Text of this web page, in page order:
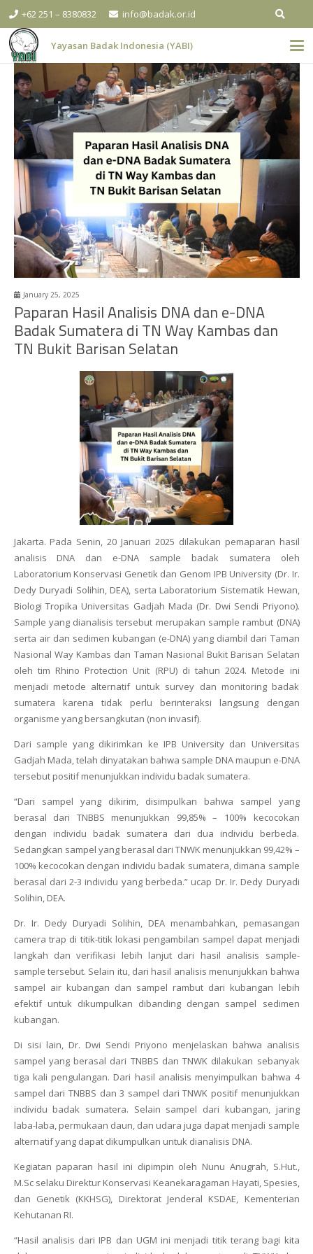
+62 251 – 8380832 info@badak.or.id
Yayasan Badak Indonesia (YABI)
January 25, 2025
Paparan Hasil Analisis DNA dan e-DNA
Badak Sumatera di TN Way Kambas dan
TN Bukit Barisan Selatan
Jakarta. Pada Senin, 20 Januari 2025 dilakukan pemaparan hasil
analisis DNA dan e-DNA sample badak sumatera oleh
Laboratorium Konservasi Genetik dan Genom IPB University (Dr. Ir.
Dedy Duryadi Solihin, DEA), serta Laboratorium Sistematik Hewan,
Biologi Tropika Universitas Gadjah Mada (Dr. Dwi Sendi Priyono).
Sample yang dianalisis tersebut merupakan sample rambut (DNA)
serta air dan sedimen kubangan (e-DNA) yang diambil dari Taman
Nasional Way Kambas dan Taman Nasional Bukit Barisan Selatan
oleh tim Rhino Protection Unit (RPU) di tahun 2024. Metode ini
menjadi metode alternatif untuk survey dan monitoring badak
sumatera karena tidak perlu berinteraksi langsung dengan
organisme yang bersangkutan (non invasif).
Dari sample yang dikirimkan ke IPB University dan Universitas
Gadjah Mada, telah dinyatakan bahwa sample DNA maupun e-DNA
tersebut positif menunjukkan individu badak sumatera.
“Dari sampel yang dikirim, disimpulkan bahwa sampel yang
berasal dari TNBBS menunjukkan 99,85% – 100% kecocokan
dengan individu badak sumatera dari dua individu berbeda.
Sedangkan sampel yang berasal dari TNWK menunjukkan 99,42% –
100% kecocokan dengan individu badak sumatera, dimana sample
berasal dari 2-3 individu yang berbeda.” ucap Dr. Ir. Dedy Duryadi
Solihin, DEA.
Dr. Ir. Dedy Duryadi Solihin, DEA menambahkan, pemasangan
camera trap di titik-titik lokasi pengambilan sampel dapat menjadi
langkah dan verifikasi lebih lanjut dari hasil analisis sample-
sample tersebut. Selain itu, dari hasil analisis menunjukkan bahwa
sampel air kubangan dan sampel rambut dari kubangan lebih
efektif untuk dikumpulkan dibanding dengan sampel sedimen
kubangan.
Di sisi lain, Dr. Dwi Sendi Priyono menjelaskan bahwa analisis
sampel yang berasal dari TNBBS dan TNWK dilakukan sebanyak
tiga kali pengulangan. Dari hasil analisis menyimpulkan bahwa 4
sampel dari TNBBS dan 3 sampel dari TNWK positif menunjukkan
individu badak sumatera. Selain sampel dari kubangan, jaring
laba-laba, permukaan daun, dan udara juga dapat menjadi sample
alternatif yang dapat dikumpulkan untuk dianalisis DNA.
Kegiatan paparan hasil ini dipimpin oleh Nunu Anugrah, S.Hut.,
M.Sc selaku Direktur Konservasi Keanekaragaman Hayati, Spesies,
dan Genetik (KKHSG), Direktorat Jenderal KSDAE, Kementerian
Kehutanan RI.
“Hasil analisis dari IPB dan UGM ini menjadi titik terang bagi kita